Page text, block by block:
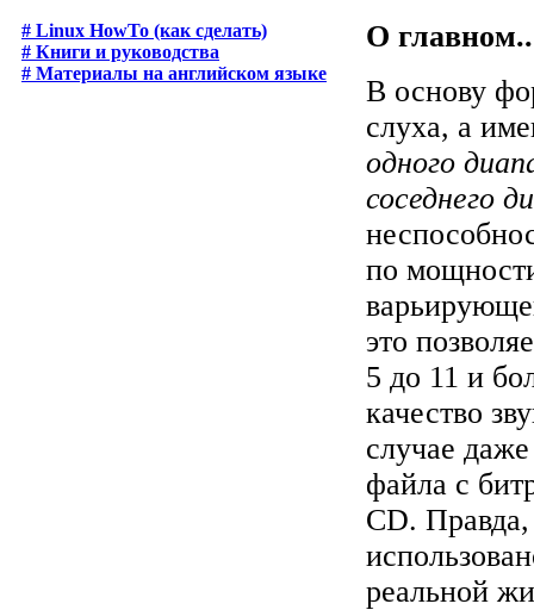
# Linux HowTo (как сделать)
# Книги и руководства
# Материалы на английском языке
О
В основу
слуха, а
одного
соседнего
по
это
5 до 11 и
качество
случае
файла с
CD. Правда,
реальной